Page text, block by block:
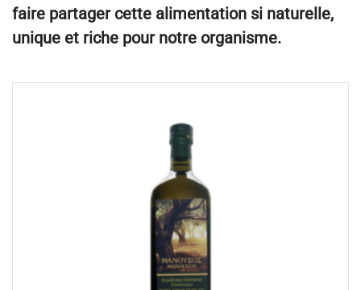
faire partager cette alimentation si naturelle,
unique et riche pour notre organisme.